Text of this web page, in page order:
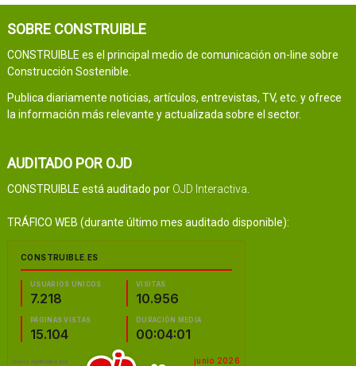
SOBRE CONSTRUIBLE
CONSTRUIBLE es el principal medio de comunicación on-line sobre
Construcción Sostenible.
Publica diariamente noticias, artículos, entrevistas, TV, etc. y ofrece
la información más relevante y actualizada sobre el sector.
AUDITADO POR OJD
CONSTRUIBLE está auditado por OJD Interactiva.
TRÁFICO WEB (durante último mes auditado disponible):